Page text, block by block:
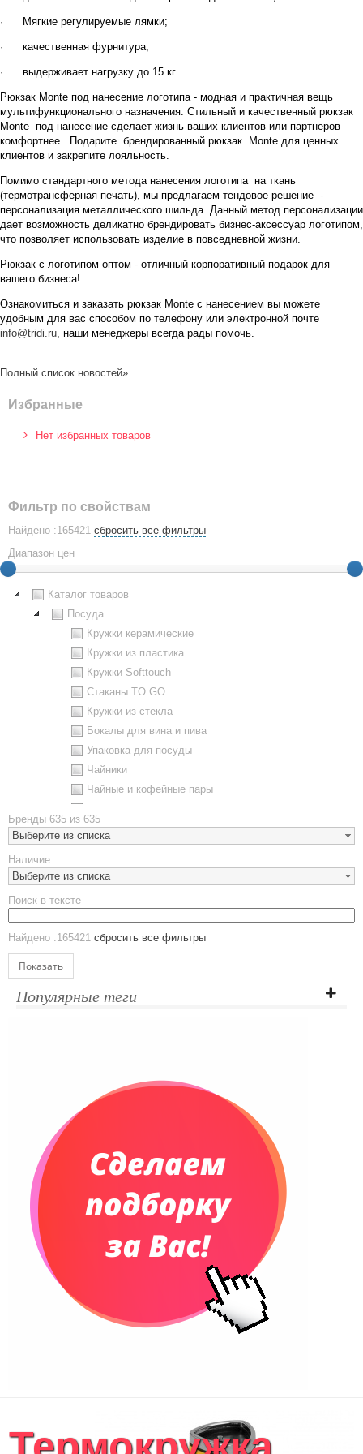
· Мягкие регулируемые лямки;
· качественная фурнитура;
· выдерживает нагрузку до 15 кг
Рюкзак Monte под нанесение логотипа - модная и практичная вещь
мультифункционального назначения. Стильный и качественный рюкзак
Monte под нанесение сделает жизнь ваших клиентов или партнеров
комфортнее. Подарите брендированный рюкзак Monte для ценных
клиентов и закрепите лояльность.
Помимо стандартного метода нанесения логотипа на ткань
(термотрансферная печать), мы предлагаем тендовое решение -
персонализация металлического шильда. Данный метод персонализации
дает возможность деликатно брендировать бизнес-аксессуар логотипом,
что позволяет использовать изделие в повседневной жизни.
Рюкзак с логотипом оптом - отличный корпоративный подарок для
вашего бизнеса!
Ознакомиться и заказать рюкзак Monte с нанесением вы можете
удобным для вас способом по телефону или электронной почте
info@tridi.ru наши менеджеры всегда рады помочь.
Полный список новостей»
Избранные
Нет избранных товаров
Фильтр по свойствам
Найдено :165421 сбросить все фильтры
Диапазон цен
Каталог товаров
Посуда
Кружки керамические
Кружки из пластика
Кружки Softtouch
Стаканы TO GO
Кружки из стекла
Бокалы для вина и пива
Упаковка для посуды
Чайники
Чайные и кофейные пары
Наборы посуды
Предметы сервировки
Стаканы
Эко кружки
ЕВРОПОСУДА
Аксессуары
Ежедневники и блокноты
Датированные ежедневники
Планинги недатированные
Телефонные книжки
Сумки и Рюкзаки
Сумки для планшетов и ноутбуков
Рюкзаки
Конференц-сумки
Сумки для покупок промо
Несессеры и косметички
Сумки дорожные
Текстиль для ванной комнаты
Бренды 635 из 635
Выберите из списка
Наличие
Выберите из списка
Поиск в тексте
Найдено :165421 сбросить все фильтры
Показать
Популярные теги